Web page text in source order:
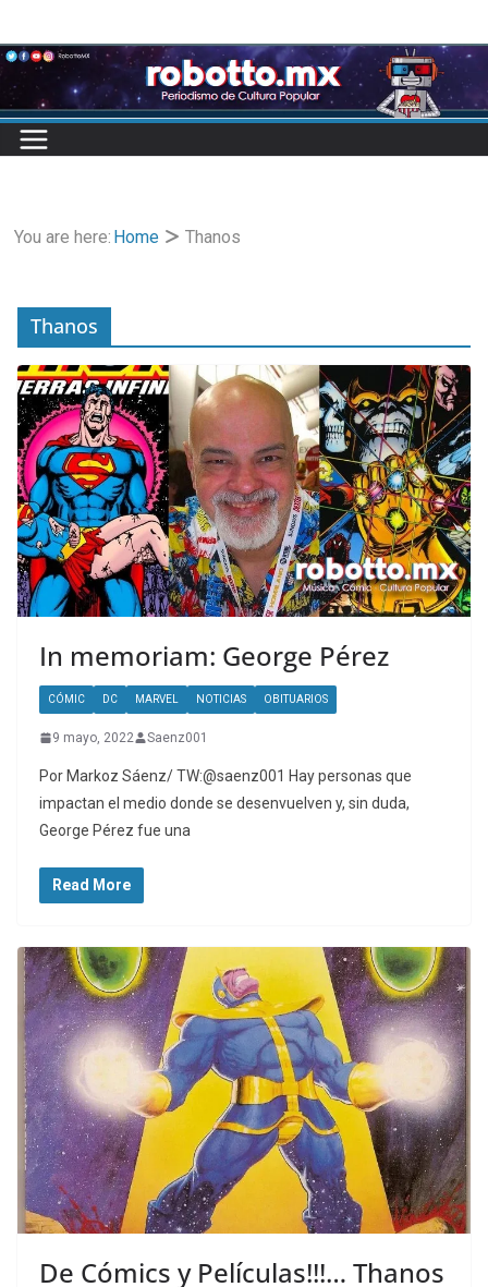
to
content
You are here: Home Thanos
Thanos
In memoriam: George Pérez
CÓMIC DC MARVEL NOTICIAS OBITUARIOS
9 mayo, 2022 Saenz001
Por Markoz Sáenz/ TW:@saenz001 Hay personas que
impactan el medio donde se desenvuelven y, sin duda,
George Pérez fue una
Read More
De Cómics y Películas!!!… Thanos